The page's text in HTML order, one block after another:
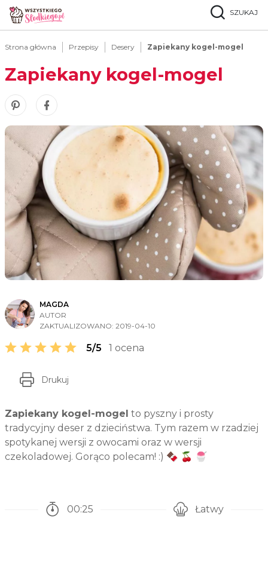
SZUKAJ
Strona główna Przepisy Desery Zapiekany kogel-mogel
Zapiekany kogel-mogel
Zobacz nasze piny w serwisie Pinterest
Udostępnij ten przepis w serwisie Facebook
MAGDA
AUTOR
ZAKTUALIZOWANO: 2019-04-10
5/5 1 ocena
Drukuj
Zapiekany kogel-mogel to pyszny i prosty
tradycyjny deser z dzieciństwa. Tym razem w rzadziej
spotykanej wersji z owocami oraz w wersji
czekoladowej. Gorąco polecam! :) 🍫 🍒 🍧
00:25
Łatwy